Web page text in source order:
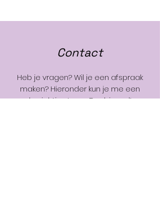
Contact
Heb je vragen? Wil je een afspraak
maken? Hieronder kun je me een
berichtje sturen. Dank je wel!